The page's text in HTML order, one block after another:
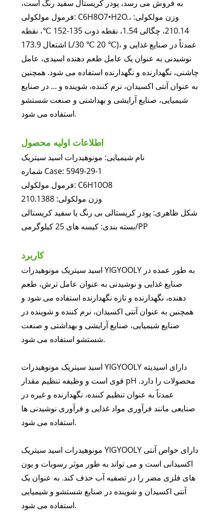
به فروش می رسد، پودر کریستال سفید رنگ است،
فرمول مولکولی: C6H8O7•H2O.، وزن مولکولی:
210.14، چگالی 1.54، نقطه ذوب 135-152 ℃، نقطه
اشتعال 173.9 L/30 ℃ 20 ℃)، عمدتاً در صنایع غذایی و
نوشیدنی به عنوان یک عامل طعم دهنده اسیدی، عامل
چاشنی، نگهدارنده و نگهدارنده استفاده می شود. همچنین
به عنوان آنتی اکسیدان، نرم کننده، شوینده و ... در صنایع
شیمیایی، صنایع آرایشی و بهداشتی و صنعت شستشو
استفاده می شود.
اطلاعات اولیه محصول
نام شیمیایی: مونوهیدرات اسید سیتریک
شماره Case: 5949-29-1
فرمول مولکولی: C6H10O8
وزن مولکولی: 210.1388
شکل ظاهری: پودر کریستالی بی رنگ یا سفید کریستالی
بسته بندی: کیسه های 25 کیلوگرمی/PP
کاربرد
اسید سیتریک مونوهیدرات YIGYOOLY به طور عمده در
صنایع غذایی و نوشیدنی به عنوان عامل ترش، طعم
دهنده، نگهدارنده و تازه نگهدارنده استفاده می شود و
همچنین به عنوان آنتی اکسیدان، نرم کننده و شوینده در
صنایع شیمیایی، صنایع آرایشی و بهداشتی و صنعت
شستشو استفاده می شود.
اسید سیتریک مونوهیدرات YIGYOOLY دارای اسیدیته
قوی است و وظیفه تنظیم مقدار pH محصولات را دارد.
عمدتاً به عنوان تنظیم کننده، نگهدارنده و غیره در
صنایعی مانند فرآوری مواد غذایی و فرآوری نوشیدنی ها
استفاده می شود.
مونوهیدرات اسید سیتریک YIGYOOLY دارای خواص آنتی
اکسیدانی است و می تواند به طور موثر رسوبات و یون
های فلزی مضر را در تصفیه آب حذف کند. به عنوان یک
آنتی اکسیدان و شوینده در صنایع شستشو و شیمیایی
استفاده می شود.